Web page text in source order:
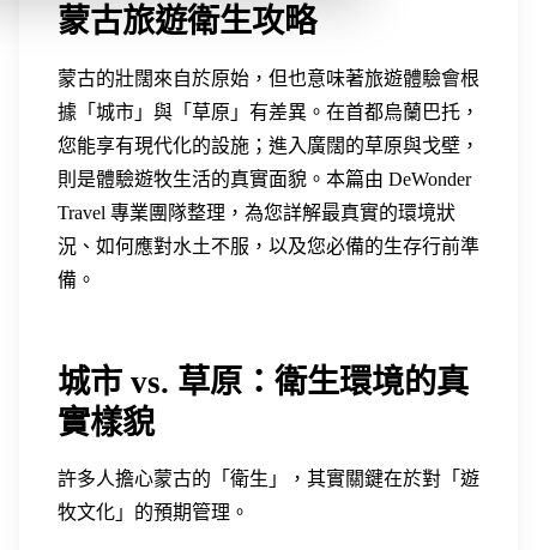
蒙古旅遊衛生攻略
蒙古的壯闊來自於原始，但也意味著旅遊體驗會根
據「城市」與「草原」有差異。在首都烏蘭巴托，
您能享有現代化的設施；進入廣闊的草原與戈壁，
則是體驗遊牧生活的真實面貌。本篇由 DeWonder
Travel 專業團隊整理，為您詳解最真實的環境狀
況、如何應對水土不服，以及您必備的生存行前準
備。
城市 vs. 草原：衛生環境的真
實樣貌
許多人擔心蒙古的「衛生」，其實關鍵在於對「遊
牧文化」的預期管理。